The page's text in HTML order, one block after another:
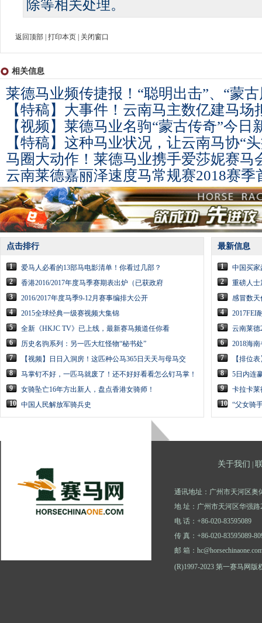
除等相关处理。
返回顶部 打印本页 关闭窗口
相关信息
莱德马业频传捷报！“聪明出击”、“蒙
【特稿】大事件！云南马主数亿建马场
【视频】莱德马业名驹“蒙古传奇”今日
【特稿】这种马业状况，让云南马协“
马圈大动作！莱德马业携手爱莎妮赛马
云南莱德嘉丽泽速度马常规赛2018赛
点击排行
1
爱马人必看的13部马电影清单！你看过几部？
2
香港2016/2017年度马季赛期表出炉（已获政府
3
2016/2017年度马季9-12月赛事编排大公开
4
2015全球经典一级赛视频大集锦
5
全新《HKJC TV》已上线，最新赛马频道任你看
6
历史名驹系列：另一匹大红怪物“秘书处”
7
【视频】日日入洞房！这匹种公马365日天天与母马交
8
马掌钉不好，一匹马就废了！还不好好看看怎么钉马掌！
9
女骑坠亡16年方出新人，盘点香港女骑师！
10 中国人民解放军骑兵史
最新信息
1
中国买家
2
重磅人士
3
感冒数天
4
2017FEI
5
云南莱德
6
2018海
7
【排位
8
5日内连
9
卡拉卡莱
10 “父女骑
关于我们
通讯地址：广州市天河区奥
地 址：广州市天河区华强路
电 话：+86-020-83595089
传 真：+86-020-83595089-
邮 箱：
(R)1997-2023 第一赛马网版